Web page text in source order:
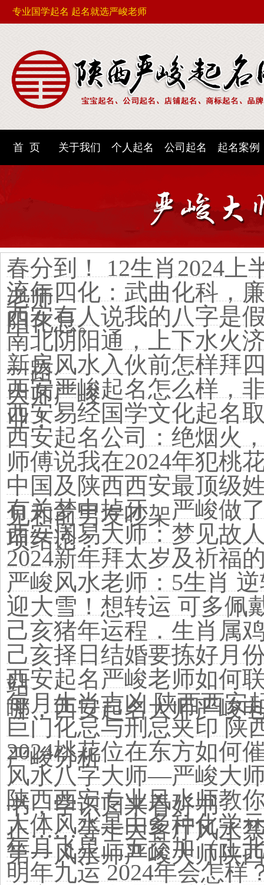
专业国学起名 起名就选严峻老师
首 页 关于我们 个人起名 公司起名 起名案例
春分到！ 12生肖2024上
老师
流年四化：武曲化科，
阳化忌。
西安有人说我的八字是
南北阴阳通，上下水火
一路
新房风水入伙前怎样拜
大师严峻
西安严峻起名怎么样，
业！
西安易经国学文化起名
西安起名公司：绝烟火
师傅说我在2024年犯桃
中国及陕西西安最顶级
见和前男友吵架
有关梦中掉牙，严峻做
项结论：
西安周易大师：梦见故
2024新年拜太岁及祈福
严峻风水老师：5生肖
迎大雪！想转运 可多佩
己亥猪年运程．生肖属
己亥择日结婚要拣好月
站
西安起名严峻老师如何
哪，西安起名大师严峻
每月生肖吉凶 陕西西安
巨门化忌与刑忌夹印 陕
严峻分析
2024桃花位在东方如何
风水八字大师—严峻大
书，学识归来看好书
陕西西安专业风水师教
正……等十大客厅风水
人体风水是由多种化学
第一风水师严峻大师陕
年月飞星二五交加（正
明年九运 2024年会怎样